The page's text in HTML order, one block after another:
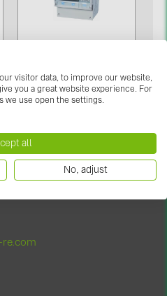
Mērierīces (1)
re.com
visitor data, to improve our website,
you a great website experience. For
we use open the settings.
all
No, adjust